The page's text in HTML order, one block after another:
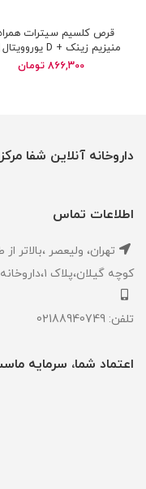
قرص کلسیم سیترات
VITAL Calcium Citrate and
866,300 تومان
داروخانه آنلاین شفا
اطلاعات تماس
تهران، ‎وليعصر ،بالاتر از طالقاني ،
كوچه گيلان،پلاک ۱،داروخانه شفا مركزي
تلفن: 02188940749
اعتماد شما، سرمایه